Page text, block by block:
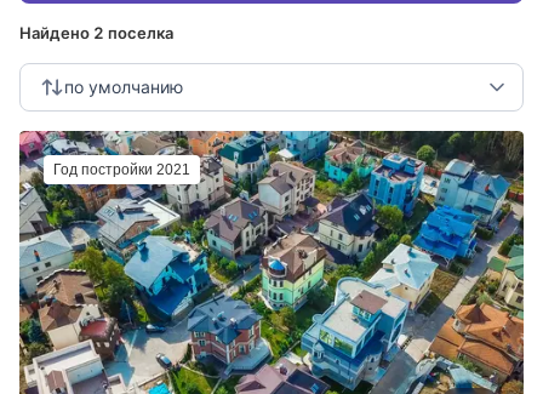
Найдено 2 поселка
по умолчанию
Год постройки 2021